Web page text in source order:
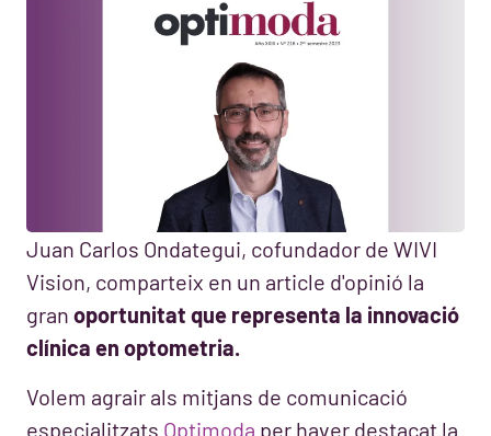
Juan Carlos Ondategui, cofundador de WIVI
Vision, comparteix en un article d'opinió la
gran oportunitat que representa la innovació
clínica en optometria.
Volem agrair als mitjans de comunicació
especialitzats Optimoda per haver destacat la